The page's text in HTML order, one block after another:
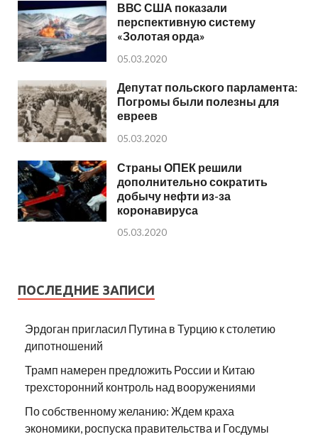
ВВС США показали
перспективную систему
«Золотая орда»
05.03.2020
Депутат польского парламента:
Погромы были полезны для
евреев
05.03.2020
Страны ОПЕК решили
дополнительно сократить
добычу нефти из-за
коронавируса
05.03.2020
ПОСЛЕДНИЕ ЗАПИСИ
Эрдоган пригласил Путина в Турцию к столетию
дипотношений
Трамп намерен предложить России и Китаю
трехсторонний контроль над вооружениями
По собственному желанию: Ждем краха
экономики, роспуска правительства и Госдумы